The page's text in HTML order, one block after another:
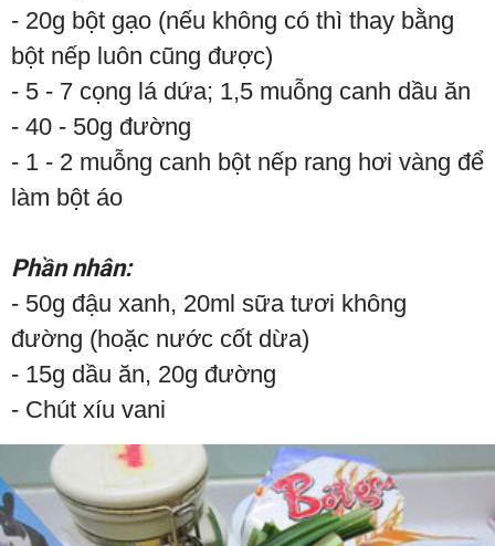
- 20g bột gạo (nếu không có thì thay bằng
bột nếp luôn cũng được)
- 5 - 7 cọng lá dứa; 1,5 muỗng canh dầu ăn
- 40 - 50g đường
- 1 - 2 muỗng canh bột nếp rang hơi vàng để
làm bột áo
Phần nhân:
- 50g đậu xanh, 20ml sữa tươi không
đường (hoặc nước cốt dừa)
- 15g dầu ăn, 20g đường
- Chút xíu vani